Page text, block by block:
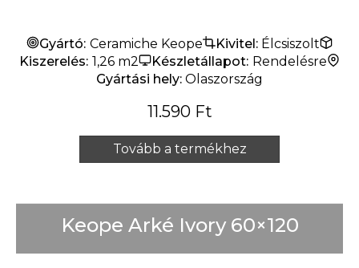
Gyártó: Ceramiche Keope Kivitel: Élcsiszolt
Kiszerelés: 1,26 m2 Készletállapot: Rendelésre
Gyártási hely: Olaszország
11.590 Ft
Tovább a termékhez
Keope Arké Ivory 60×120